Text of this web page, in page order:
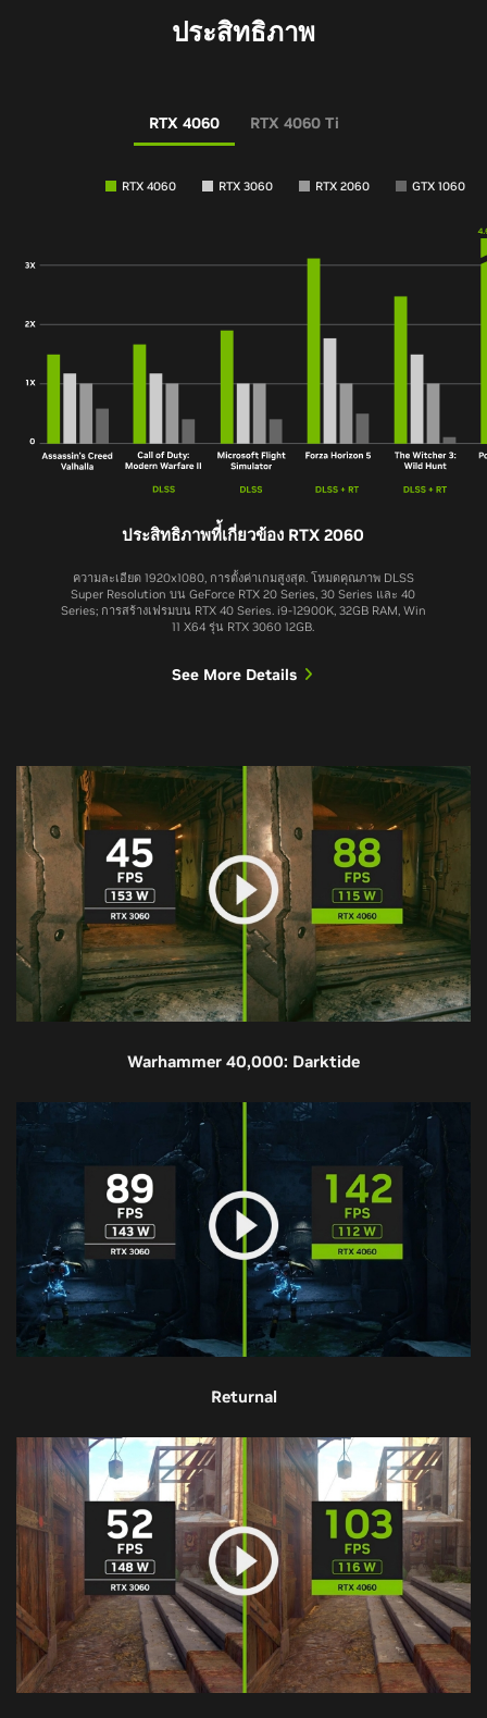
ประสิทธิภาพ
RTX 4060 RTX 4060 Ti
RTX 4060 RTX 3060 RTX 2060 GTX 1060
ประสิทธิภาพที่้เกี่ยวข้อง RTX 2060
ความละเอียด 1920x1080, การตั้งค่าเกมสูงสุด. โหมดคุณภาพ DLSS
Super Resolution บน GeForce RTX 20 Series, 30 Series และ 40
Series; การสร้างเฟรมบน RTX 40 Series. i9-12900K, 32GB RAM, Win
11 X64 รุ่น RTX 3060 12GB.
See More Details
Warhammer 40,000: Darktide
Returnal